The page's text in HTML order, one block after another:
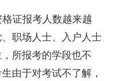
证报考人数越来越
职场人士、入户人士
所报考的学段也不
由于对考试不了解，